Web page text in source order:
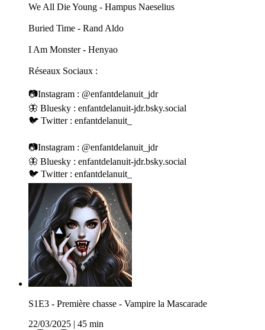
We All Die Young - Hampus Naeselius
Buried Time - Rand Aldo
I Am Monster - Henyao
Réseaux Sociaux :
📷Instagram : @enfantdelanuit_jdr
🦋 Bluesky : enfantdelanuit-jdr.bsky.social
🐦 Twitter : enfantdelanuit_
📷Instagram : @enfantdelanuit_jdr
🦋 Bluesky : enfantdelanuit-jdr.bsky.social
🐦 Twitter : enfantdelanuit_
S1E3 - Première chasse - Vampire la Mascarade
22/03/2025
45 min